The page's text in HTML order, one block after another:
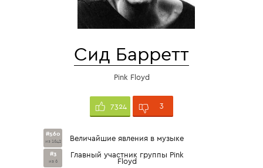
Сид Барретт
Pink Floyd
7324 3
#560
из 1642 Величайшие явления в музыке
#3
из 6
Главный участник группы Pink
Floyd